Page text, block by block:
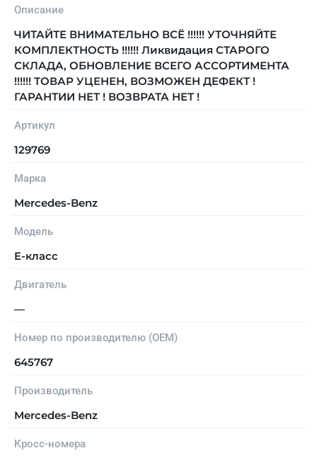
Описание
ЧИТАЙТЕ ВНИМАТЕЛЬНО ВСЁ !!!!!! УТОЧНЯЙТЕ
КОМПЛЕКТНОСТЬ !!!!!! Ликвидация СТАРОГО
СКЛАДА, ОБНОВЛЕНИЕ ВСЕГО АССОРТИМЕНТА
!!!!!! ТОВАР УЦЕНЕН, ВОЗМОЖЕН ДЕФЕКТ !
ГАРАНТИИ НЕТ ! ВОЗВРАТА НЕТ !
Артикул
129769
Марка
Mercedes-Benz
Модель
E-класс
Двигатель
—
Номер по производителю (OEM)
645767
Производитель
Mercedes-Benz
Кросс-номера